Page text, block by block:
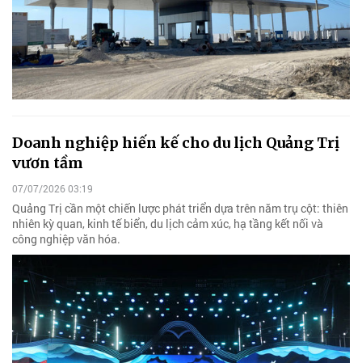
Doanh nghiệp hiến kế cho du lịch Quảng Trị
vươn tầm
07/07/2026 03:19
Quảng Trị cần một chiến lược phát triển dựa trên năm trụ cột: thiên
nhiên kỳ quan, kinh tế biển, du lịch cảm xúc, hạ tầng kết nối và
công nghiệp văn hóa.